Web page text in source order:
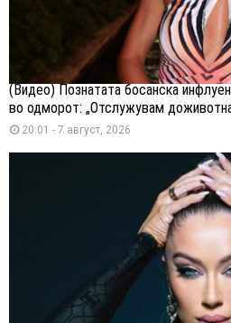
(Видео) Познатата босанска
во одморот: „Отслужувам доживотна
20:01 - 7 август, 2026